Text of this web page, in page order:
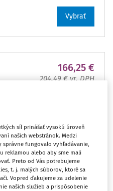
Vybrať
166,25 €
204,49 € vr. DPH
66,25 €
81,49 € vr. DPH
síl prinášať vysokú úroveň
našich webstránok. Medzi
fungovalo vyhľadávanie,
reklamou alebo aby sme mali
Preto od Vás potrebujeme
t. j. malých súborov, ktoré sa
Vopred ďakujeme za udelenie
našich služieb a prispôsobenie